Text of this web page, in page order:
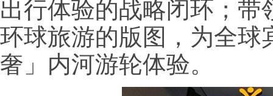
出行体验的战略闭环；
环球旅游的版图，为全球
奢」内河游轮体验。